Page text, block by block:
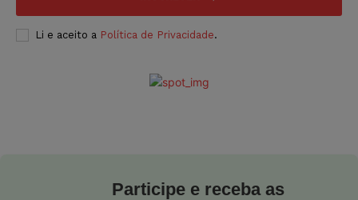
Li e aceito a Política de Privacidade.
Participe e receba as